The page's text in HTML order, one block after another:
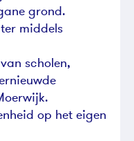
grond.
middels
scholen,
op het eigen